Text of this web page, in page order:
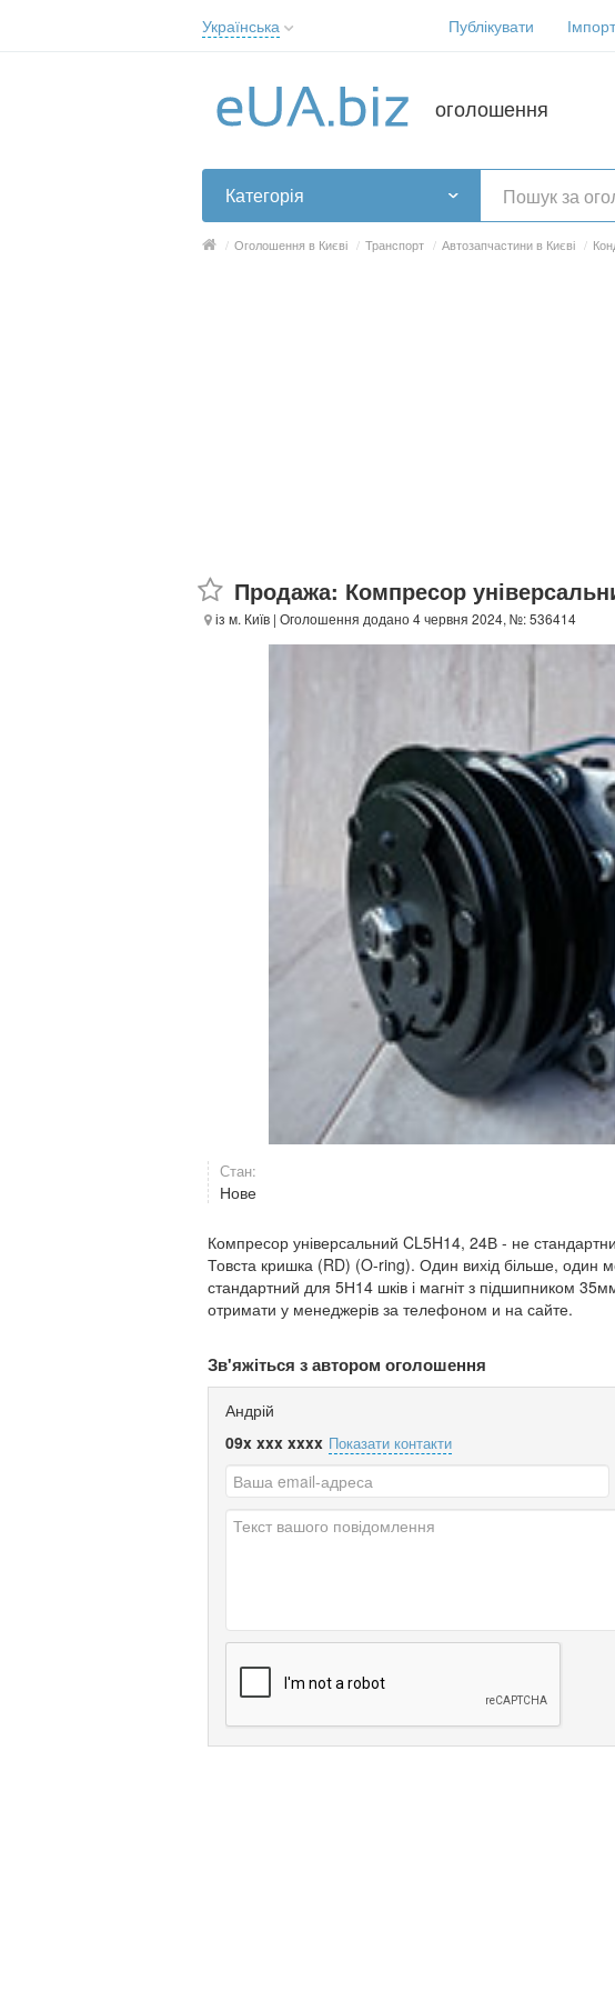
Українська
Українська
Публікувати
оголошення
Категорія
/ Оголошення в Києві / Транспорт / Автозапчастини в Києві /
Продажа: Компресор
із м. Київ | Оголошення додано 4 червня 2024, №: 536414
Стан:
Нове
Компресор універсальний CL5H14, 24В - не
Товста кришка (RD) (O-ring). Один вихід більше,
стандартний для 5Н14 шків і магніт з підшипником
отримати у менеджерів за телефоном и на сайте.
Зв'яжіться з автором оголошення
Андрій
09x xxx xxxx Показати контакти